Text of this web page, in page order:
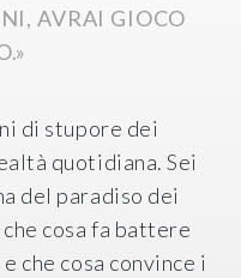
AVRAI GIOCO
di stupore dei
quotidiana. Sei
del paradiso dei
cosa fa battere
che cosa convince i